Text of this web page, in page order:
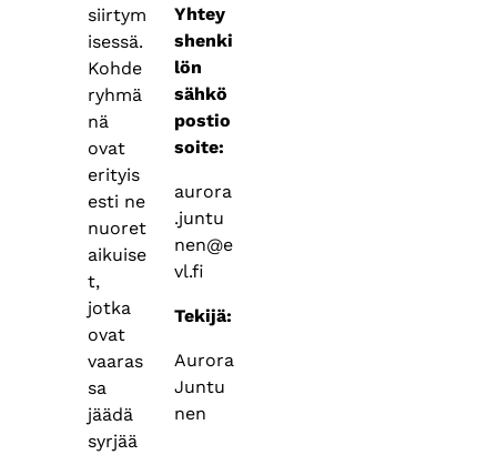
siirtym
isessä.
Kohde
ryhmä
nä
ovat
erityis
esti ne
nuoret
aikuise
t,
jotka
ovat
vaaras
sa
jäädä
syrjää
Yhtey
shenki
lön
sähkö
postio
soite:
aurora
.juntu
nen@e
vl.fi
Tekijä:
Aurora
Juntu
nen